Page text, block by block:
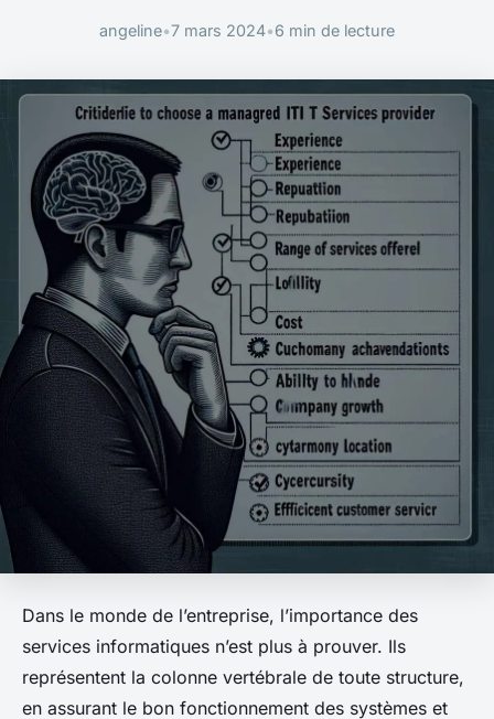
angeline•7 mars 2024•6 min de lecture
Dans le monde de l’entreprise, l’importance des
services informatiques n’est plus à prouver. Ils
représentent la colonne vertébrale de toute structure,
en assurant le bon fonctionnement des systèmes et